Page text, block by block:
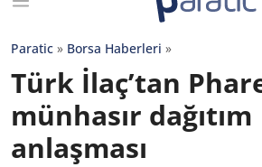
Paratic » Borsa Haberleri »
Türk İlaç’tan
münhasır dağıtım
anlaşması